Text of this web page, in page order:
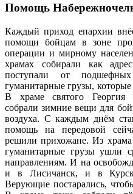
Помощь
Каждый приход епархии
помощи бойцам в зоне
операции и мирному
храмах собирали как
поступали от
гуманитарные грузы,
В храме святого Георгия
собрали зимние вещи для
воздуха. С каждым днём
помощь на передовой
решили прихожане. Из храма
гуманитарные грузы ушли
направлениям. И на
и в Лисичанск, и в
Верующие постарались,